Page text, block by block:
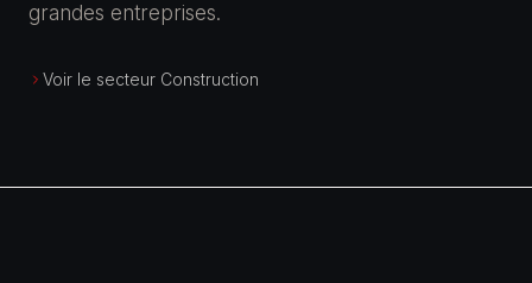
grandes entreprises.
Voir le secteur Construction